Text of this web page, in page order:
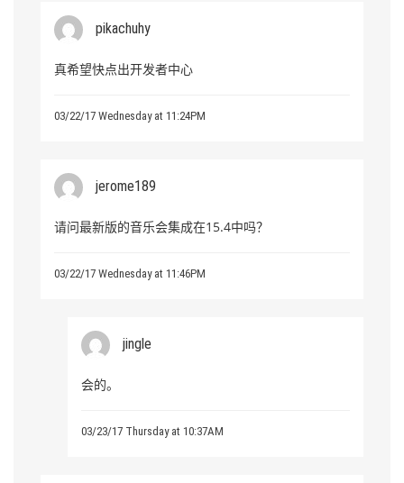
pikachuhy
真希望快点出开发者中心
03/22/17 Wednesday at 11:24PM
jerome189
请问最新版的音乐会集成在15.4中吗？
03/22/17 Wednesday at 11:46PM
jingle
会的。
03/23/17 Thursday at 10:37AM